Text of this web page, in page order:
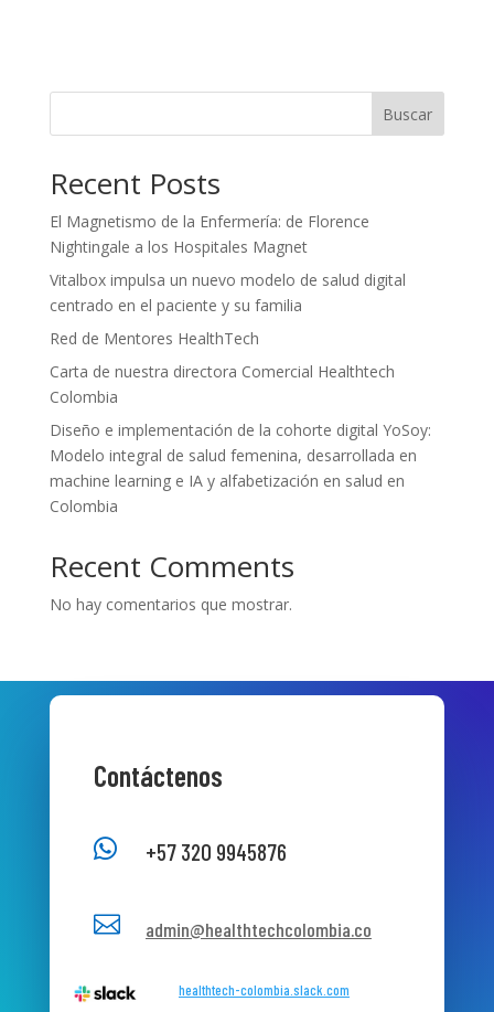
Buscar
Recent Posts
El Magnetismo de la Enfermería: de Florence
Nightingale a los Hospitales Magnet
Vitalbox impulsa un nuevo modelo de salud digital
centrado en el paciente y su familia
Red de Mentores HealthTech
Carta de nuestra directora Comercial Healthtech
Colombia
Diseño e implementación de la cohorte digital YoSoy:
Modelo integral de salud femenina, desarrollada en
machine learning e IA y alfabetización en salud en
Colombia
Recent Comments
No hay comentarios que mostrar.
Contáctenos
 +57 320 9945876
 admin@healthtechcolombia.co
healthtech-colombia.slack.com